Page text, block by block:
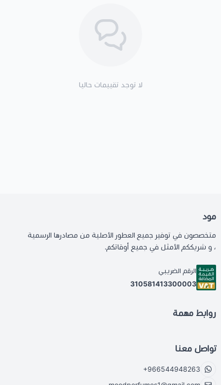
لا توجد تقييمات حاليا
مود
متخصصون في توفير جميع العطور الأصلية من مصادرها الرسمية
، و شريككم الأمثل في جميع أوقاتكم.
الرقم الضريبي
310581413300003
روابط مهمة
تواصل معنا
+966544948263